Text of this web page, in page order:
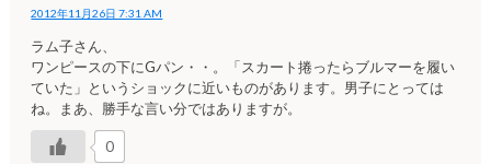
2012年11月26日 7:31 AM
ラム子さん、
ワンピースの下にGパン・・。「スカート捲ったらブルマーを履い
ていた」というショックに近いものがあります。男子にとっては
ね。まあ、勝手な言い分ではありますが。
0